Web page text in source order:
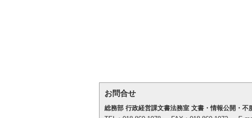
お問合せ
総務部 行政経営課文書法務室 文書・情報公開・不